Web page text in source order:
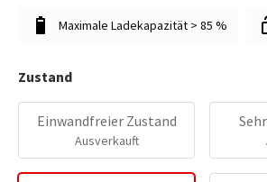
Maximale Ladekapazität > 85 %
Zustand
Einwandfreier Zustand
Ausverkauft